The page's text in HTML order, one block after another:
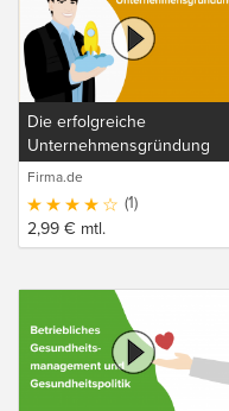
Die erfolgreiche
Unternehmensgründung
Firma.de
(1)
2,99 € mtl.